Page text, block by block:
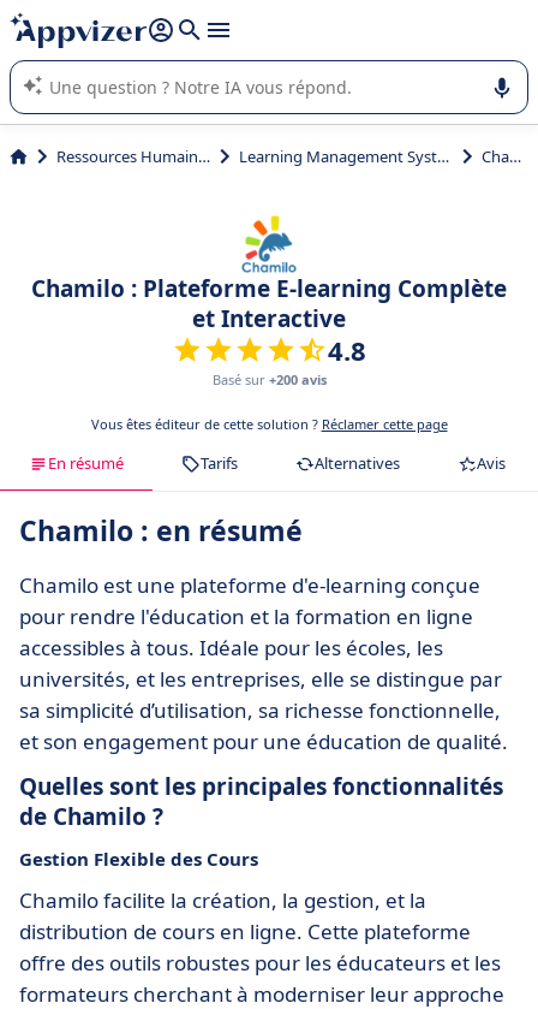
répondre (plusieurs lignes avec
L'IA de Appvizer vous guide dans l'utilisation ou la sélection de
logiciel SaaS en entreprise.
Ressources Humaines (RH) Learning Management System (LMS) Chamilo
Chamilo : Plateforme E-learning Complète
et Interactive
4.8
Basé sur +200 avis
Vous êtes éditeur de cette solution ? Réclamer cette page
En résumé Tarifs Alternatives Avis
Chamilo : en résumé
Chamilo est une plateforme d'e-learning conçue
pour rendre l'éducation et la formation en ligne
accessibles à tous. Idéale pour les écoles, les
universités, et les entreprises, elle se distingue par
sa simplicité d’utilisation, sa richesse fonctionnelle,
et son engagement pour une éducation de qualité.
Quelles sont les principales fonctionnalités
de Chamilo ?
Gestion Flexible des Cours
Chamilo facilite la création, la gestion, et la
distribution de cours en ligne. Cette plateforme
offre des outils robustes pour les éducateurs et les
formateurs cherchant à moderniser leur approche